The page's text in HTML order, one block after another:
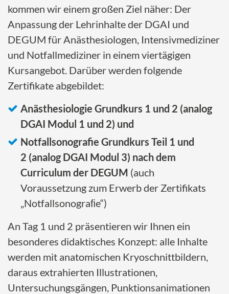
kommen wir einem großen Ziel näher: Der
Anpassung der Lehrinhalte der DGAI und
DEGUM für Anästhesiologen, Intensivmediziner
und Notfallmediziner in einem viertägigen
Kursangebot. Darüber werden folgende
Zertifikate abgebildet:
Anästhesiologie Grundkurs 1 und 2 (analog
DGAI Modul 1 und 2) und
Notfallsonografie Grundkurs Teil 1 und
2 (analog DGAI Modul 3) nach dem
Curriculum der DEGUM (auch
Voraussetzung zum Erwerb der Zertifikats
„Notfallsonograﬁe“)
An Tag 1 und 2 präsentieren wir Ihnen ein
besonderes didaktisches Konzept: alle Inhalte
werden mit anatomischen Kryoschnittbildern,
daraus extrahierten Illustrationen,
Untersuchungsgängen, Punktionsanimationen